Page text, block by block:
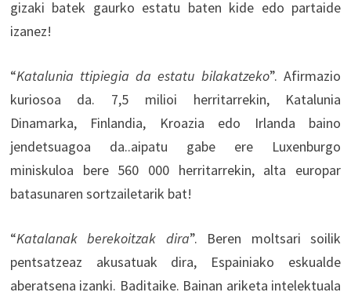
gizaki batek gaurko estatu baten kide edo partaide
izanez!
“Katalunia ttipiegia da estatu bilakatzeko”. Afirmazio
kuriosoa da. 7,5 milioi herritarrekin, Katalunia
Dinamarka, Finlandia, Kroazia edo Irlanda baino
jendetsuagoa da..aipatu gabe ere Luxenburgo
miniskuloa bere 560 000 herritarrekin, alta europar
batasunaren sortzailetarik bat!
“Katalanak berekoitzak dira”. Beren moltsari soilik
pentsatzeaz akusatuak dira, Espainiako eskualde
aberatsena izanki. Baditaike. Bainan ariketa intelektuala